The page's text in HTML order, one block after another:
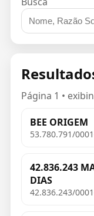
Página 1 •
BEE ORIGEM
53.780.791/
42.836.243
DIAS
42.836.243/